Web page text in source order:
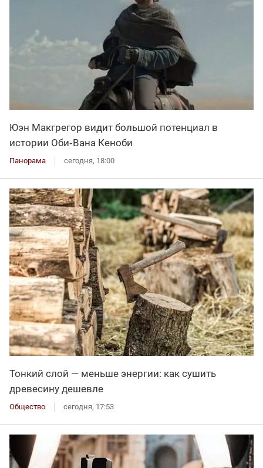
Юэн Макгрегор видит большой потенциал в
истории Оби‑Вана Кеноби
Панорама сегодня, 18:00
Тонкий слой — меньше энергии: как сушить
древесину дешевле
Общество сегодня, 17:53